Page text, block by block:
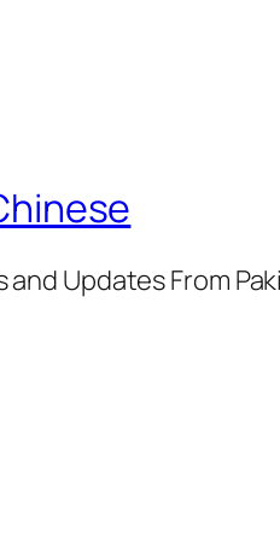
Updates From